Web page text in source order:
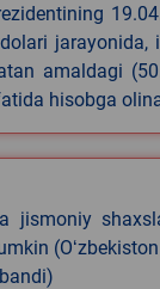
jarayonida,
amaldagi
hisobga
jismoniy